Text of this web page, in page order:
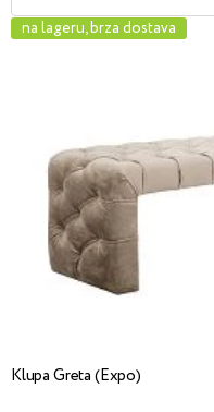
na lageru, brza dostava
Klupa Greta (Expo)